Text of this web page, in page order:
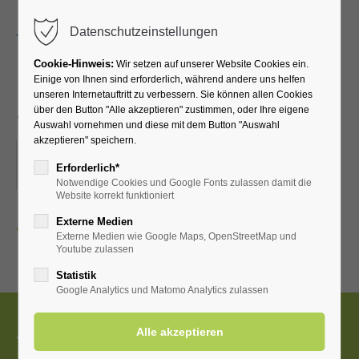
Schützenfest
ORT: ORTSVERANSTALTUNG
Zurück
Tourist-Information
Datenschutzeinstellungen
Cookie-Hinweis: Wir setzen auf unserer Website Cookies ein.
Einige von Ihnen sind erforderlich, während andere uns helfen
unseren Internetauftritt zu verbessern. Sie können allen Cookies
über den Button "Alle akzeptieren" zustimmen, oder Ihre eigene
Auswahl vornehmen und diese mit dem Button "Auswahl
akzeptieren" speichern.
Erforderlich*
Notwendige Cookies und Google Fonts zulassen damit die
Website korrekt funktioniert
Externe Medien
Externe Medien wie Google Maps, OpenStreetMap und
Youtube zulassen
Statistik
Google Analytics und Matomo Analytics zulassen